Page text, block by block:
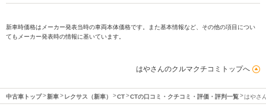
新車時価格はメーカー発表当時の車両本体価格です。また基本情報など、その他の項目につい
てもメーカー発表時の情報に基いています。
はやさんのクルマクチコミトップへ
中古車トップ 新車 レクサス（新車） CT CTの口コミ・クチコミ・評価・評判一覧 はやさ